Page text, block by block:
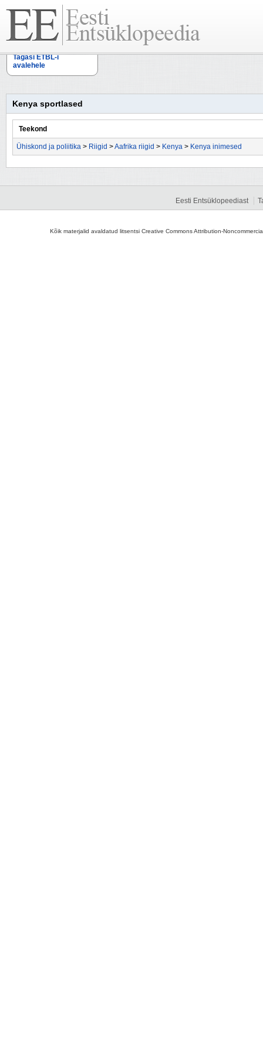
Tagasi ETBL-i
avalehele
Kenya sportlased
Teekond
Ühiskond ja poliitika > Riigid >Aafrika riigid > Kenya > Kenya inimesed
Eesti Entsüklopeediast
Kõik materjalid avaldatud litsentsi Creative Commons Attribution-